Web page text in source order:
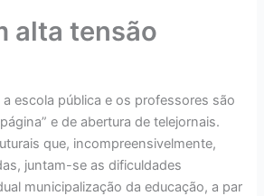
alta tensão
escola pública e os professores são
e de abertura de telejornais.
que, incompreensivelmente,
juntam-se as dificuldades
municipalização da educação, a par